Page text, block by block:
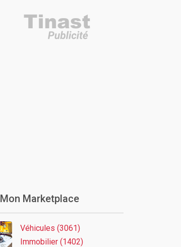
Mon Marketplace
Véhicules (3061)
Immobilier (1402)